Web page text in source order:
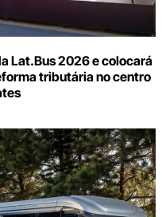
Lat.Bus 2026 e colocará
tributária no centro